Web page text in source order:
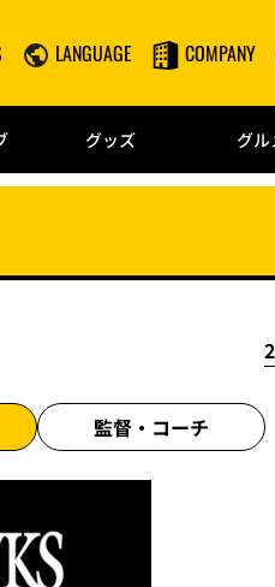
LANGUAGE COMPANY
グッズ グル
監督・ コーチ